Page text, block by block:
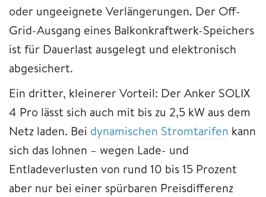
oder ungeeignete Verlängerungen. Der Off-
Grid-Ausgang eines Balkonkraftwerk-Speichers
ist für Dauerlast ausgelegt und elektronisch
abgesichert.
Ein dritter, kleinerer Vorteil: Der Anker SOLIX
4 Pro lässt sich auch mit bis zu 2,5 kW aus dem
Netz laden. Bei dynamischen Stromtarifen kann
sich das lohnen – wegen Lade- und
Entladeverlusten von rund 10 bis 15 Prozent
aber nur bei einer spürbaren Preisdifferenz